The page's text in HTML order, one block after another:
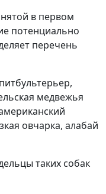
в первом
потенциально
перечень
медвежья
овчарка, алабай
таких собак